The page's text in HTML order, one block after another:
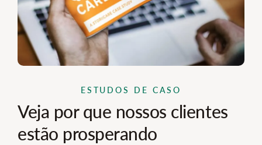
ESTUDOS DE CASO
Veja por que nossos clientes
estão prosperando